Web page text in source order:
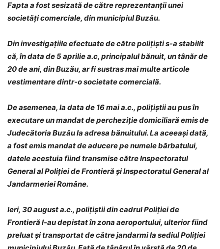
Fapta a fost sesizată de către reprezentanții unei
societăți comerciale, din municipiul Buzău.
Din investigaţiile efectuate de către poliţişti s-a stabilit
că, în data de 5 aprilie a.c, principalul bănuit, un tânăr de
20 de ani, din Buzău, ar fi sustras mai multe articole
vestimentare dintr-o societate comercială.
De asemenea, la data de 16 mai a.c., polițiștii au pus în
executare un mandat de percheziţie domiciliară emis de
Judecătoria Buzău la adresa bănuitului. La aceeaşi dată,
a fost emis mandat de aducere pe numele bărbatului,
datele acestuia fiind transmise către Inspectoratul
General al Poliției de Frontieră și Inspectoratul General al
Jandarmeriei Române.
Ieri, 30 august a.c., polițiștii din cadrul Poliţiei de
Frontieră l-au depistat în zona aeroportului, ulterior fiind
preluat şi transportat de către jandarmi la sediul Poliţiei